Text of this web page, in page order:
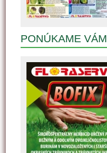
PONÚKAME VÁM